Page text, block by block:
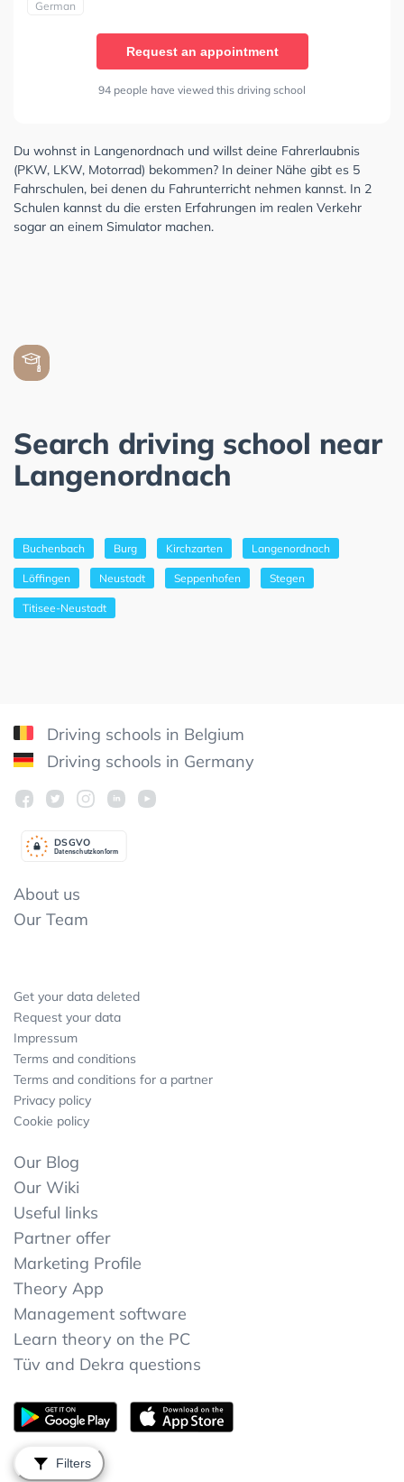
Filters
German
Request an appointment
94 people have viewed this driving school
Du wohnst in Langenordnach und willst deine Fahrerlaubnis
(PKW, LKW, Motorrad) bekommen? In deiner Nähe gibt es 5
Fahrschulen, bei denen du Fahrunterricht nehmen kannst. In 2
Schulen kannst du die ersten Erfahrungen im realen Verkehr
sogar an einem Simulator machen.
Search driving school near
Langenordnach
Buchenbach Burg Kirchzarten Langenordnach
Löffingen Neustadt Seppenhofen Stegen
Titisee-Neustadt
Driving schools in Belgium
Driving schools in Germany
Datenschutzkonform
DSGVO
About us
Our Team
Get your data deleted
Request your data
Impressum
Terms and conditions
Terms and conditions for a partner
Privacy policy
Cookie policy
Our Blog
Our Wiki
Useful links
Partner offer
Marketing Profile
Theory App
Management software
Learn theory on the PC
Tüv and Dekra questions